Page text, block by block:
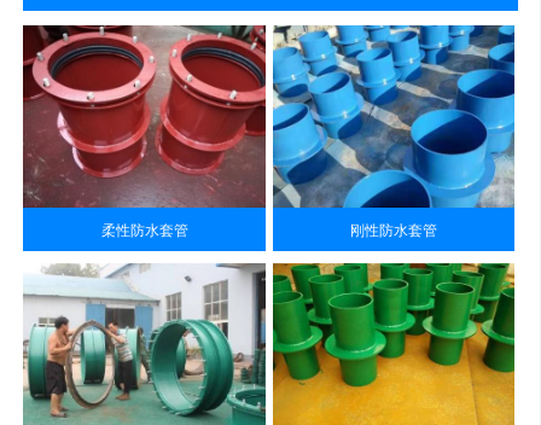
柔性防水套管 刚性防水套管